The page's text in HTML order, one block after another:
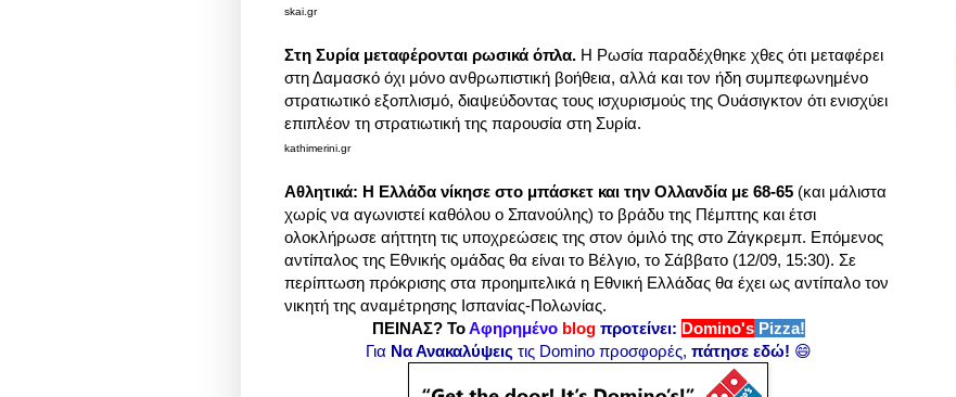
skai.gr
Στη Συρία μεταφέρονται ρωσικά όπλα. Η Ρωσία παραδέχθηκε χθες ότι μεταφέρει
στη Δαμασκό όχι μόνο ανθρωπιστική βοήθεια, αλλά και τον ήδη συμπεφωνημένο
στρατιωτικό εξοπλισμό, διαψεύδοντας τους ισχυρισμούς της Ουάσιγκτον ότι ενισχύει
επιπλέον τη στρατιωτική της παρουσία στη Συρία.
kathimerini.gr
Αθλητικά: H Ελλάδα νίκησε στο μπάσκετ και την Ολλανδία με 68-65 (και μάλιστα
χωρίς να αγωνιστεί καθόλου ο Σπανούλης) το βράδυ της Πέμπτης και έτσι
ολοκλήρωσε αήττητη τις υποχρεώσεις της στον όμιλό της στο Ζάγκρεμπ. Επόμενος
αντίπαλος της Εθνικής ομάδας θα είναι το Βέλγιο, το Σάββατο (12/09, 15:30). Σε
περίπτωση πρόκρισης στα προημιτελικά η Εθνική Ελλάδας θα έχει ως αντίπαλο τον
νικητή της αναμέτρησης Ισπανίας-Πολωνίας.
ΠΕΙΝΑΣ? ΤοΑφηρημένο blog προτείνει: Domino'sPizza!
Για Να Ανακαλύψεις τις Domino προσφορές, πάτησε εδώ! 😄